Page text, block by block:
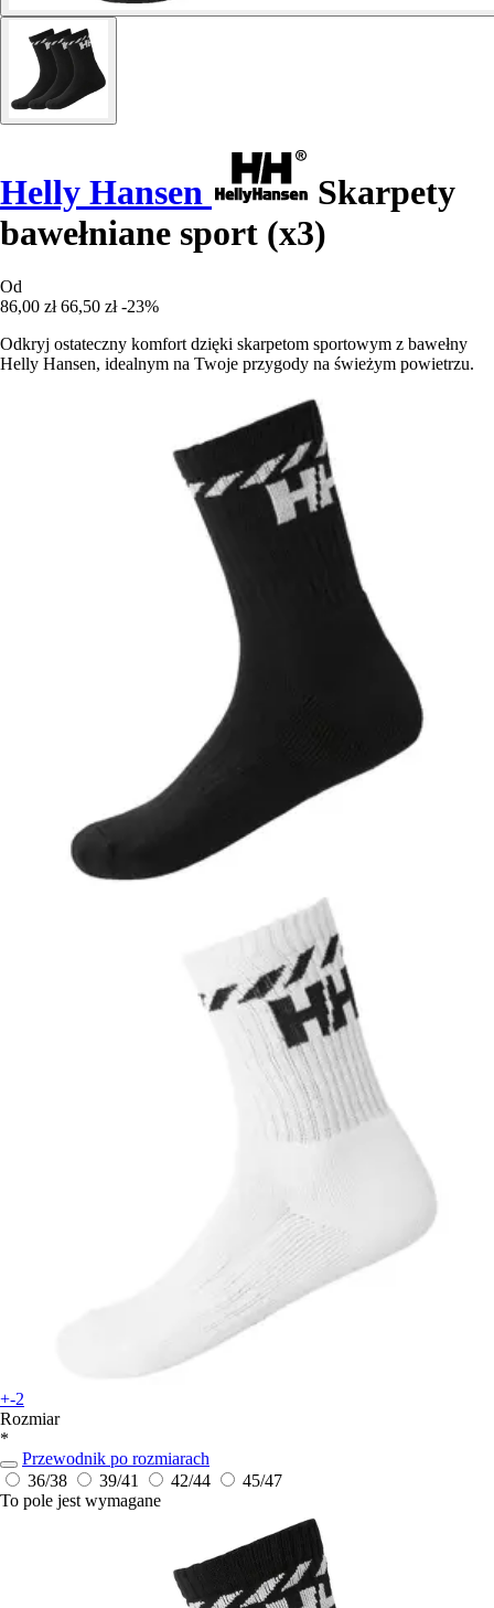
Helly Hansen
Skarpety
bawełniane sport (x3)
Od
86,00 zł 66,50 zł -23%
Odkryj ostateczny komfort dzięki skarpetom sportowym z bawełny
Helly Hansen, idealnym na Twoje przygody na świeżym powietrzu.
+-2
Rozmiar
*
Przewodnik po rozmiarach
36/38
39/41 42/44
45/47
To pole jest wymagane